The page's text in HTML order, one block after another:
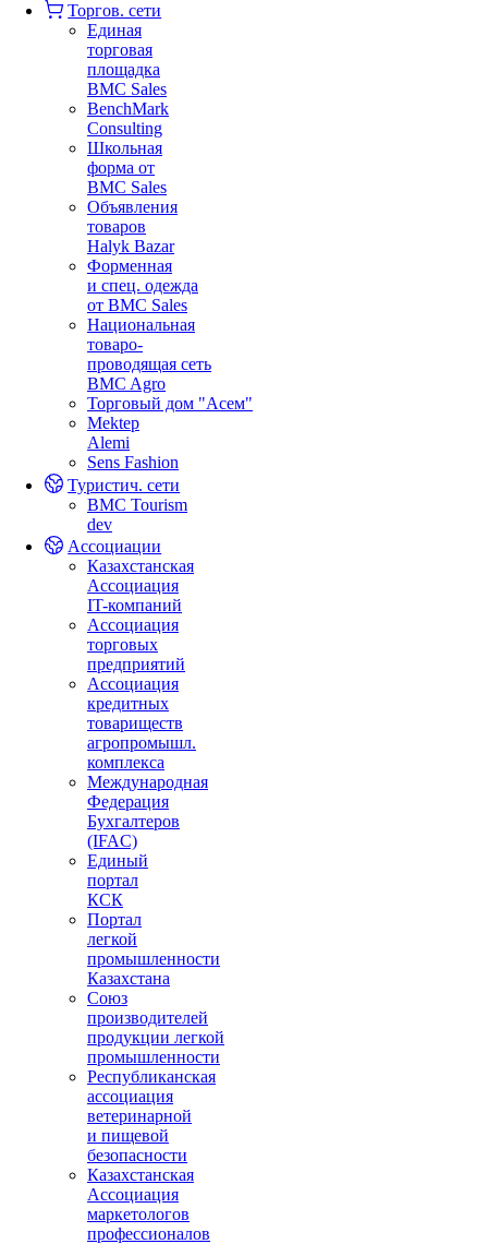
Торгов. сети
Единая
торговая
площадка
BMC Sales
BenchMark
Consulting
Школьная
форма от
BMC Sales
Объявления
товаров
Halyk Bazar
Форменная
и спец. одежда
от BMC Sales
Национальная
товаро-
проводящая сеть
BMC Agro
Торговый дом "Асем"
Mektep
Alemi
Sens Fashion
Туристич. сети
BMC Tourism
dev
Ассоциации
Казахстанская
Ассоциация
IT-компаний
Ассоциация
торговых
предприятий
Ассоциация
кредитных
товариществ
агропромышл.
комплекса
Международная
Федерация
Бухгалтеров
(IFAC)
Единый
портал
КСК
Портал
легкой
промышленности
Казахстана
Союз
производителей
продукции легкой
промышленности
Республиканская
ассоциация
ветеринарной
и пищевой
безопасности
Казахстанская
Ассоциация
маркетологов
профессионалов